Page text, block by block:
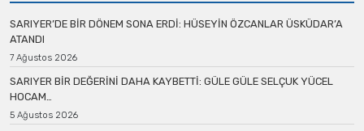
SARIYER’DE BİR DÖNEM SONA ERDİ: HÜSEYİN ÖZCANLAR ÜSKÜDAR’A
ATANDI
7 Ağustos 2026
SARIYER BİR DEĞERİNİ DAHA KAYBETTİ: GÜLE GÜLE SELÇUK YÜCEL
HOCAM…
5 Ağustos 2026